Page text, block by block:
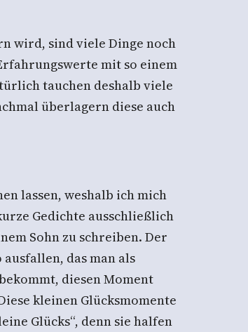
wird, sind viele Dinge noch
mit so einem
tauchen deshalb viele
überlagern diese auch
lassen, weshalb ich mich
Gedichte ausschließlich
Sohn zu schreiben. Der
das man als
diesen Moment
kleinen Glücksmomente
Glücks“, denn sie halfen